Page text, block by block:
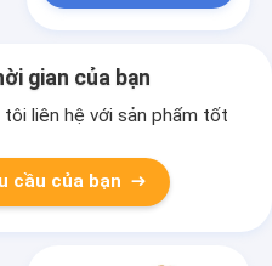
gian của bạn
tôi liên hệ với sản phẩm tốt
cầu của bạn